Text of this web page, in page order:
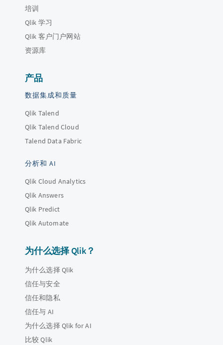
培训
Qlik 学习
Qlik 客户门户网站
资源库
产品
数据集成和质量
Qlik Talend
Qlik Talend Cloud
Talend Data Fabric
分析和 AI
Qlik Cloud Analytics
Qlik Answers
Qlik Predict
Qlik Automate
为什么选择 Qlik？
为什么选择 Qlik
信任与安全
信任和隐私
信任与 AI
为什么选择 Qlik for AI
比较 Qlik